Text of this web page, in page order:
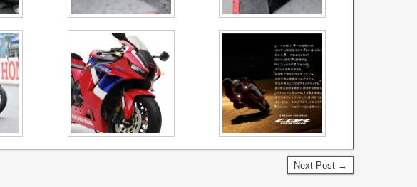
Next Post →